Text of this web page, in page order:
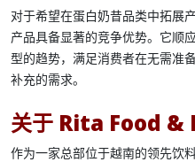
对于希望在蛋白奶昔品类中拓展
产品具备显著的竞争优势。它顺
型的趋势，满足消费者在无需准
补充的需求。
关于 Rita Food &
作为一家总部位于越南的领先饮